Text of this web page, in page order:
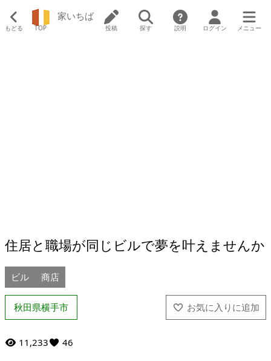
もどる TOP
家いちば
投稿 探す 説明 ログイン メニュー
住居と職場が同じビルで夢を叶えませんか
ビル 商店
秋田県横手市
11,233 46